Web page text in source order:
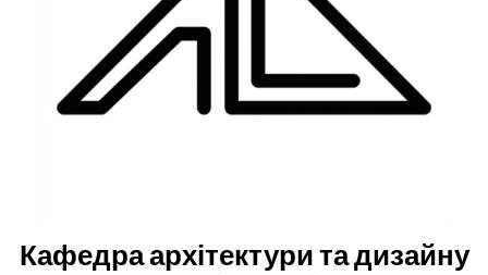
Кафедра архітектури та дизайну